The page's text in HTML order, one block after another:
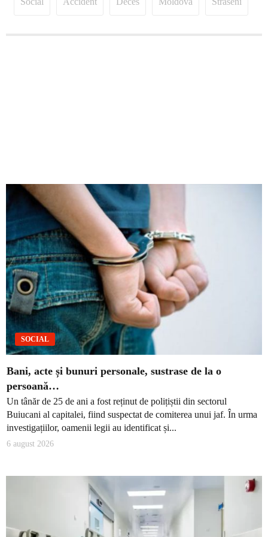
SOCIAL
Bani, acte și bunuri personale, sustrase de la o
persoană…
Un tânăr de 25 de ani a fost reținut de polițiștii din sectorul
Buiucani al capitalei, fiind suspectat de comiterea unui jaf. În urma
investigațiilor, oamenii legii au identificat și...
6 august 2026